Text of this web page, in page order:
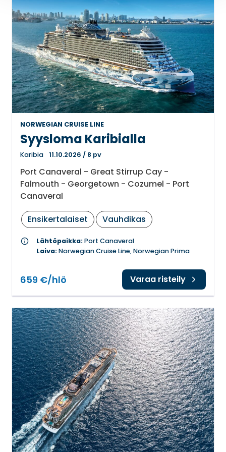
NORWEGIAN CRUISE LINE
Syysloma Karibialla
Karibia 11.10.2026 / 8 pv
Port Canaveral - Great Stirrup Cay -
Falmouth - Georgetown - Cozumel - Port
Canaveral
Ensikertalaiset Vauhdikas
info Lähtöpaikka:Port Canaveral
Laiva:Norwegian Cruise Line, Norwegian Prima
659 €/hlö Varaa risteily